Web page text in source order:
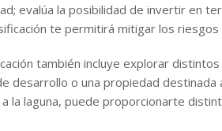
evalúa la posibilidad de invertir en
te permitirá mitigar los
también incluye explorar
desarrollo o una propiedad
la laguna, puede proporcionarte